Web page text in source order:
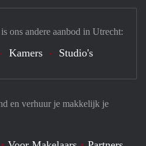
en verhuur je makkelijk je
ons andere aanbod in Utrecht:
Kamers Studio's